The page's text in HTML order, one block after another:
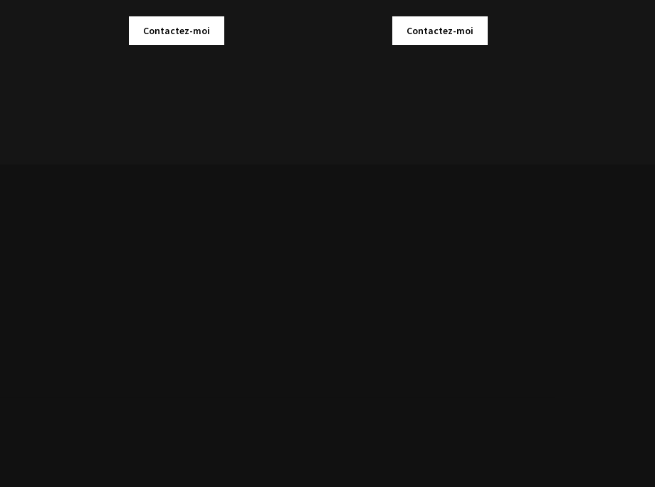
Contactez-moi Contactez-moi